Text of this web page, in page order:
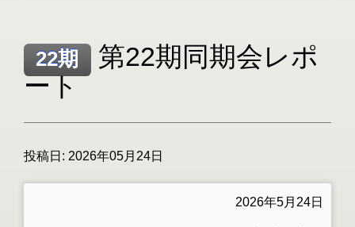
22期
第22期同期会レポ
ート
投稿日: 2026年05月24日
2026年5月24日